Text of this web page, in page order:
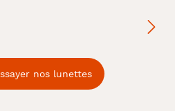
nos lunettes